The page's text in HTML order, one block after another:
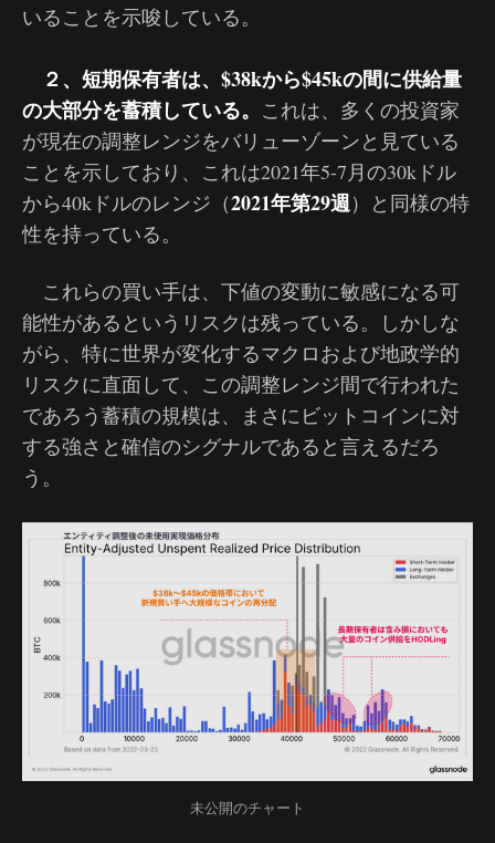
いることを示唆している。
２、短期保有者は、$38kから$45kの間に供給量
の大部分を蓄積している。 これは、多くの投資家
が現在の調整レンジをバリューゾーンと見ている
ことを示しており、これは2021年5-7月の30kドル
から40kドルのレンジ（2021年第29週）と同様の特
性を持っている。
これらの買い手は、下値の変動に敏感になる可
能性があるというリスクは残っている。しかしな
がら、特に世界が変化するマクロおよび地政学的
リスクに直面して、この調整レンジ間で行われた
であろう蓄積の規模は、まさにビットコインに対
する強さと確信のシグナルであると言えるだろ
う。
未公開のチャート